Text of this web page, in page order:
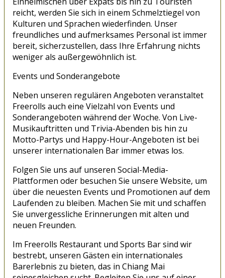
reicht, werden Sie sich in einem Schmelztiegel von
Kulturen und Sprachen wiederfinden. Unser
freundliches und aufmerksames Personal ist immer
bereit, sicherzustellen, dass Ihre Erfahrung nichts
weniger als außergewöhnlich ist.
Events und Sonderangebote
Neben unseren regulären Angeboten veranstaltet
Freerolls auch eine Vielzahl von Events und
Sonderangeboten während der Woche. Von Live-
Musikauftritten und Trivia-Abenden bis hin zu
Motto-Partys und Happy-Hour-Angeboten ist bei
unserer internationalen Bar immer etwas los.
Folgen Sie uns auf unseren Social-Media-
Plattformen oder besuchen Sie unsere Website, um
über die neuesten Events und Promotionen auf dem
Laufenden zu bleiben. Machen Sie mit und schaffen
Sie unvergessliche Erinnerungen mit alten und
neuen Freunden.
Im Freerolls Restaurant und Sports Bar sind wir
bestrebt, unseren Gästen ein internationales
Barerlebnis zu bieten, das in Chiang Mai